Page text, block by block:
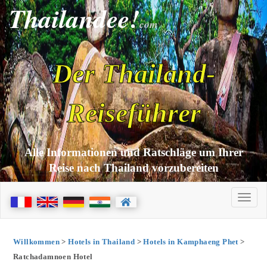
Thailandee!com
Der Thailand-
Reiseführer
Alle Informationen und Ratschläge um Ihrer
Reise nach Thailand vorzubereiten
Willkommen>Hotels in Thailand >Hotels in Kamphaeng Phet>
Ratchadamnoen Hotel